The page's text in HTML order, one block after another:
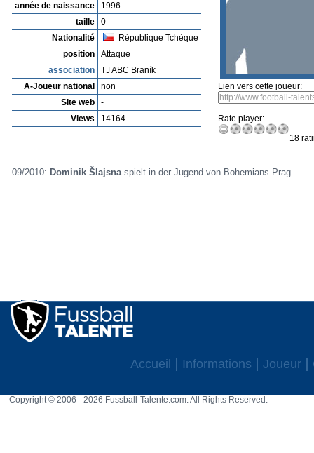
année de naissance
1996
taille
0
Nationalité
République Tchèque
position
Attaque
association
TJ ABC Braník
A-Joueur national
non
Site web
-
Views
14164
Lien vers cette joueur:
Rate player:
18
09/2010: Dominik Šlajsnaspielt in der Jugend von Bohemians Prag.
Accueil Informations Joueur
Copyright © 2006 - 2026 Fussball-Talente.com. All Rights Reserved.